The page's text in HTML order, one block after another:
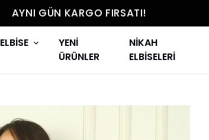
AYNI GÜN KARGO FIRSATI!
ELBİSE
YENİ
ÜRÜNLER
NİKAH
ELBİSELERİ